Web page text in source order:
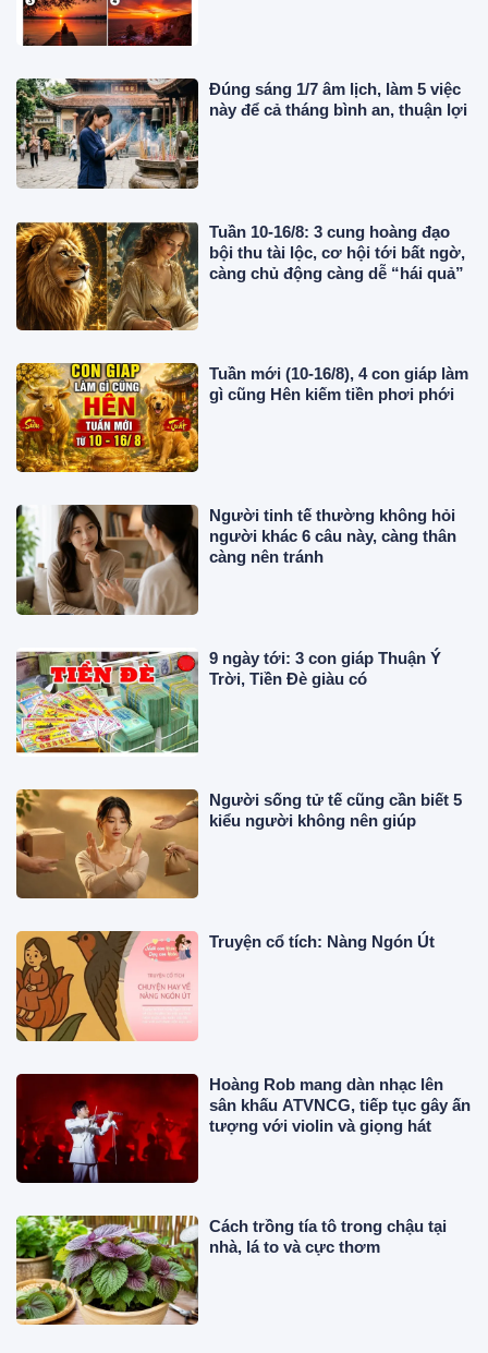
Đúng sáng 1/7 âm lịch, làm 5 việc
này để cả tháng bình an, thuận lợi
Tuần 10-16/8: 3 cung hoàng đạo
bội thu tài lộc, cơ hội tới bất ngờ,
càng chủ động càng dễ “hái quả”
Tuần mới (10-16/8), 4 con giáp làm
gì cũng Hên kiếm tiền phơi phới
Người tinh tế thường không hỏi
người khác 6 câu này, càng thân
càng nên tránh
9 ngày tới: 3 con giáp Thuận Ý
Trời, Tiền Đè giàu có
Người sống tử tế cũng cần biết 5
kiểu người không nên giúp
Truyện cổ tích: Nàng Ngón Út
Hoàng Rob mang dàn nhạc lên
sân khấu ATVNCG, tiếp tục gây ấn
tượng với violin và giọng hát
Cách trồng tía tô trong chậu tại
nhà, lá to và cực thơm